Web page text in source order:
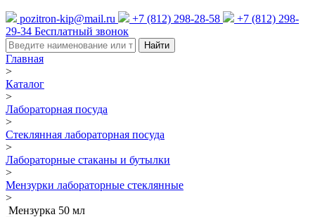
pozitron-kip@mail.ru +7 (812) 298-28-58
+7 (812) 298-
29-34 Бесплатный звонок
Найти
Главная
>
Каталог
>
Лабораторная посуда
>
Стеклянная лабораторная посуда
>
Лабораторные стаканы и бутылки
>
Мензурки лабораторные стеклянные
>
Мензурка 50 мл